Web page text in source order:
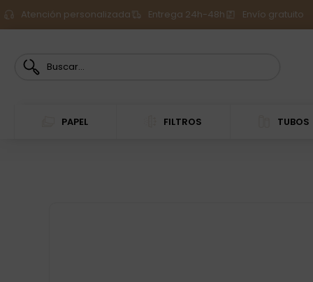
Atención personalizada Entrega 24h-48h Envío gratuito
PAPEL FILTROS TUBOS